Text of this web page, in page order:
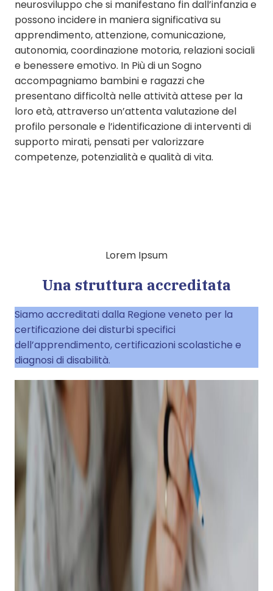
neurosviluppo che si manifestano fin dall’infanzia e
possono incidere in maniera significativa su
apprendimento, attenzione, comunicazione,
autonomia, coordinazione motoria, relazioni sociali
e benessere emotivo. In Più di un Sogno
accompagniamo bambini e ragazzi che
presentano difficoltà nelle attività attese per la
loro età, attraverso un’attenta valutazione del
profilo personale e l’identificazione di interventi di
supporto mirati, pensati per valorizzare
competenze, potenzialità e qualità di vita.
Lorem Ipsum
Una struttura accreditata
Siamo accreditati dalla Regione veneto per la
certificazione dei disturbi specifici
dell’apprendimento, certificazioni scolastiche e
diagnosi di disabilità.